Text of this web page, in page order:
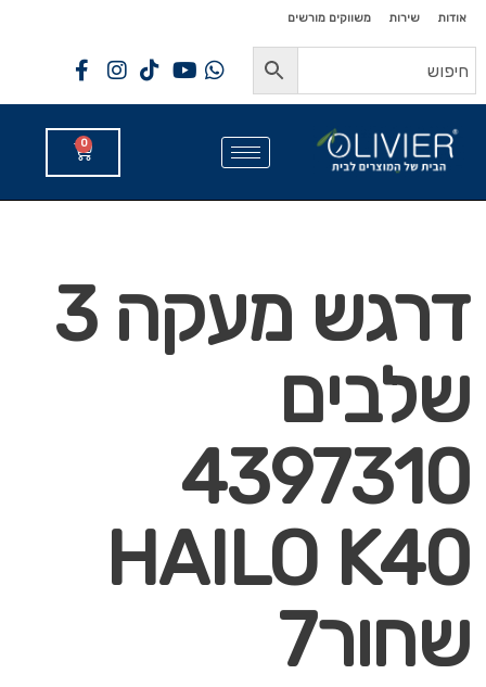
לתוכן
לתוכן
אודות שירות משווקים מורשים
0
דרגש מעקה 3
שלבים
4397310
HAILO K40
שחור7